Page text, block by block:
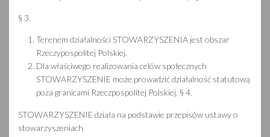
§ 3.
Terenem działalności STOWARZYSZENIA jest obszar
Rzeczypospolitej Polskiej.
Dla właściwego realizowania celów społecznych
STOWARZYSZENIE może prowadzić działalność statutową
poza granicami Rzeczpospolitej Polskiej. § 4.
STOWARZYSZENIE działa na podstawie przepisów ustawy o
stowarzyszeniach